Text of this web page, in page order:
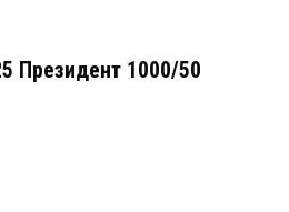
Президент 1000/50